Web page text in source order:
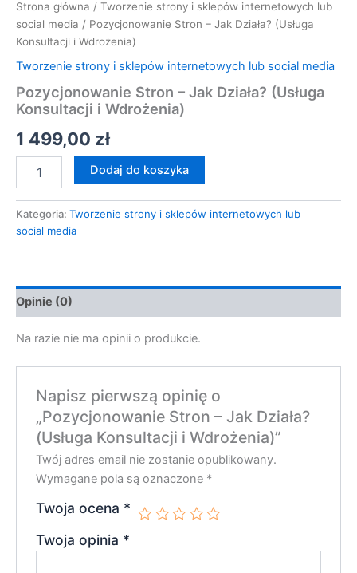
Strona główna / Tworzenie strony i sklepów internetowych lub
social media / Pozycjonowanie Stron – Jak Działa? (Usługa
Konsultacji i Wdrożenia)
Tworzenie strony i sklepów internetowych lub social media
Pozycjonowanie Stron – Jak Działa? (Usługa
Konsultacji i Wdrożenia)
1 499,00 zł
Dodaj do koszyka
Kategoria: Tworzenie strony i sklepów internetowych lub
social media
Opinie (0)
Na razie nie ma opinii o produkcie.
Napisz pierwszą opinię o
„Pozycjonowanie Stron – Jak Działa?
(Usługa Konsultacji i Wdrożenia)”
Twój adres email nie zostanie opublikowany.
Wymagane pola są oznaczone *
Twoja ocena *
Twoja opinia *